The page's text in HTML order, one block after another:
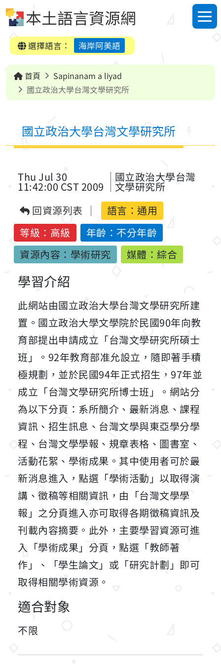
本土語言資源網
選單
選擇語言：
海岸阿美語
首頁
Sapinanam a liyad
國立政治大學台灣文學研究所
國立政治大學台灣文學研究所
Thu Jul 30
11:42:00 CST 2009
國立政治大學台灣
文學研究所
回資源列表
語言： 通用
等級：高級
年齡：不分年齡
資源內容：學術研究
媒體：綜合
學習介紹
此網站由國立政治大學台灣文學研究所建
置。國立政治大學文學院於民國90年向教
育部提出申請成立「台灣文學研究所碩士
班」。92年教育部准允設立，隨即著手積
極規劃，並於民國94年正式招生，97年並
成立「台灣文學研究所博士班」。網站分
為以下分頁：系所簡介、最新消息、課程
資訊、招生訊息、台灣文學與東亞學分學
程、台灣文學學報、規章表格、圖書室、
活動花絮、學術成果。其中使用者可於最
新消息進入，點選「學術活動」以取得演
講、徵稿等相關資訊，由「台灣文學學
報」之分頁進入亦可取得各期徵稿資訊及
刊載內容摘要。此外，主要學習資源可進
入「學術成果」分頁，點選「教師著
作」、「學生論文」或「研究計劃」即可
取得相關學術資源。
適合對象
不限